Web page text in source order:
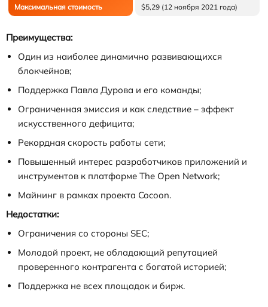
Максимальная стоимость $5,29 (12 ноября 2021 года)
Преимущества:
Один из наиболее динамично развивающихся
блокчейнов;
Поддержка Павла Дурова и его команды;
Ограниченная эмиссия и как следствие – эффект
искусственного дефицита;
Рекордная скорость работы сети;
Повышенный интерес разработчиков приложений и
инструментов к платформе The Open Network;
Майнинг в рамках проекта Cocoon.
Недостатки:
Ограничения со стороны SEC;
Молодой проект, не обладающий репутацией
проверенного контрагента с богатой историей;
Поддержка не всех площадок и бирж.